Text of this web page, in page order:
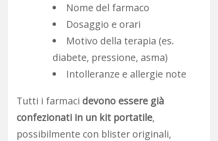
Nome del farmaco
Dosaggio e orari
Motivo della terapia (es.
diabete, pressione, asma)
Intolleranze e allergie note
Tutti i farmaci devono essere già
confezionati in un kit portatile,
possibilmente con blister originali,